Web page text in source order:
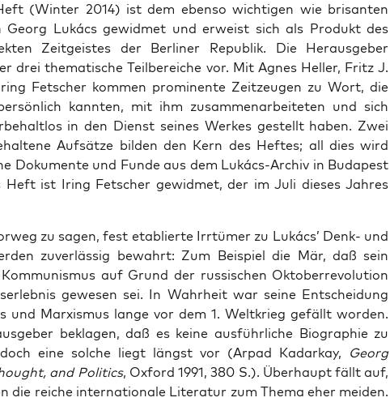
(Win­ter 2014) ist dem eben­so wich­ti­gen wie bri­san­ten
Georg Lukács gewid­met und erweist sich als Pro­dukt des
Zeit­geis­tes der Ber­li­ner Repu­blik. Die Her­aus­ge­ber
drei the­ma­ti­sche Teil­be­rei­che vor. Mit Agnes Hel­ler, Fritz J.
Fet­scher kom­men pro­mi­nen­te Zeit­zeu­gen zu Wort, die
kann­ten, mit ihm zusam­men­ar­bei­te­ten und sich
in den Dienst sei­nes Wer­kes gestellt haben. Zwei
Auf­sät­ze bil­den den Kern des Hef­tes; all dies wird
Doku­men­te und Fun­de aus dem Lukács-Archiv in Buda­pest
Heft ist Iring Fet­scher gewid­met, der im Juli die­ses Jah­res
zu sagen, fest eta­blier­te Irr­tü­mer zu Lukács’ Denk- und
zuver­läs­sig bewahrt: Zum Bei­spiel die Mär, daß sein
auf Grund der rus­si­schen Okto­ber­re­vo­lu­ti­on
gewe­sen sei. In Wahr­heit war sei­ne Ent­schei­dung
und Mar­xis­mus lan­ge vor dem 1. Welt­krieg gefällt wor­den.
bekla­gen, daß es kei­ne aus­führ­li­che Bio­gra­phie zu
eine sol­che liegt längst vor (Arpad Kadar­kay, Georg
and Poli­tics, Oxford 1991, 380 S.). Über­haupt fällt auf,
die rei­che inter­na­tio­na­le Lite­ra­tur zum The­ma eher mei­den.